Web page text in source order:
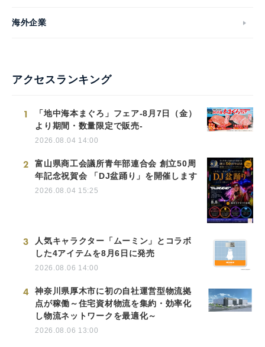
海外企業
アクセスランキング
1
「地中海本まぐろ」フェア-8月7日（金）
より期間・数量限定で販売-
2026.08.04 14:00
2
富山県商工会議所青年部連合会 創立50周
年記念祝賀会 「DJ盆踊り」を開催します
2026.08.04 15:25
3
人気キャラクター「ムーミン」とコラボ
した4アイテムを8月6日に発売
2026.08.06 14:00
4
神奈川県厚木市に初の自社運営型物流拠
点が稼働～住宅資材物流を集約・効率化
し物流ネットワークを最適化～
2026.08.06 13:00